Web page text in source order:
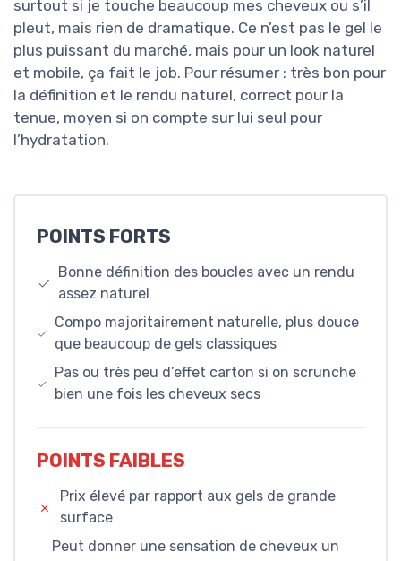
surtout si je touche beaucoup mes cheveux ou s’il
pleut, mais rien de dramatique. Ce n’est pas le gel le
plus puissant du marché, mais pour un look naturel
et mobile, ça fait le job. Pour résumer : très bon pour
la définition et le rendu naturel, correct pour la
tenue, moyen si on compte sur lui seul pour
l’hydratation.
POINTS FORTS
Bonne définition des boucles avec un rendu
assez naturel
Compo majoritairement naturelle, plus douce
que beaucoup de gels classiques
Pas ou très peu d’effet carton si on scrunche
bien une fois les cheveux secs
POINTS FAIBLES
Prix élevé par rapport aux gels de grande
surface
Peut donner une sensation de cheveux un